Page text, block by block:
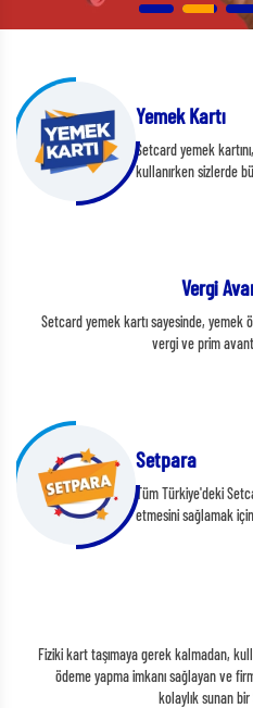
Yemek Kartı
Setcard yemek
kullanırken sizlerde
Vergi
Setcard yemek kartı sayesinde, yemek
vergi ve prim
Setpara
Tüm Türkiye'deki
etmesini sağlamak
Fiziki kart taşımaya gerek kalmadan,
ödeme yapma imkanı sağlayan ve
kolaylık sunan